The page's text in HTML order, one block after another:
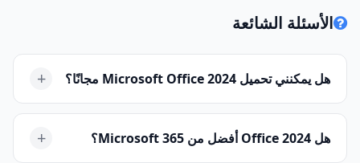
الأسئلة الشائعة
هل يمكنني تحميل Microsoft Office 2024 مجانًا؟ +
لا، إن Microsoft Office 2024 LTSC منتج تجاري يتطلب ترخيصًا
مجمعًا مدفوعًا. لا يوجد إصدار رسمي مجاني. أفضل طريقة
للحصول على حزمة مكتبية مجانية في عام 2024 هي تحميل بديل
هل Office 2024 أفضل من Microsoft 365؟ +